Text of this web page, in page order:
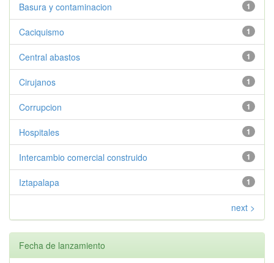
1
Basura y contaminacion
1
Caciquismo
1
Central abastos
1
Cirujanos
1
Corrupcion
1
Hospitales
1
Intercambio comercial construido
1
Iztapalapa
next >
Fecha de lanzamiento